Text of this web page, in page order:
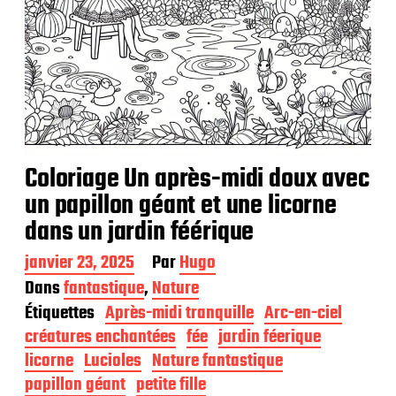
Coloriage Un après-midi doux avec
un papillon géant et une licorne
dans un jardin féérique
D
a
t
e
d
e
p
u
janvier 23, 2025 ParHugo
Dansfantastique,Nature
Étiquettes Après-midi tranquille Arc-en-ciel
créatures enchantées fée jardin féerique
licorne Lucioles Nature fantastique
papillon géant petite fille